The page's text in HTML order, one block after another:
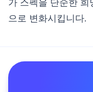
가 스펙을 단순한
으로 변화시킵니다.